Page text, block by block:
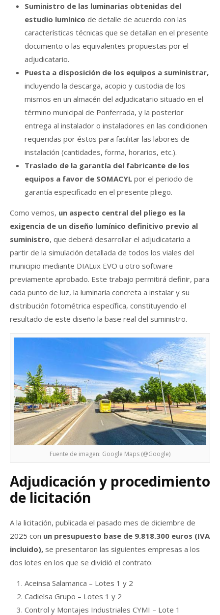
Suministro de las luminarias obtenidas del
estudio lumínico de detalle de acuerdo con las
características técnicas que se detallan en el presente
documento o las equivalentes propuestas por el
adjudicatario.
Puesta a disposición de los equipos a suministrar,
incluyendo la descarga, acopio y custodia de los
mismos en un almacén del adjudicatario situado en el
término municipal de Ponferrada, y la posterior
entrega al instalador o instaladores en las condicionen
requeridas por éstos para facilitar las labores de
instalación (cantidades, forma, horarios, etc.).
Traslado de la garantía del fabricante de los
equipos a favor de SOMACYL por el periodo de
garantía especificado en el presente pliego.
Como vemos, un aspecto central del pliego es la
exigencia de un diseño lumínico definitivo previo al
suministro, que deberá desarrollar el adjudicatario a
partir de la simulación detallada de todos los viales del
municipio mediante DIALux EVO u otro software
previamente aprobado. Este trabajo permitirá definir, para
cada punto de luz, la luminaria concreta a instalar y su
distribución fotométrica específica, constituyendo el
resultado de este diseño la base real del suministro.
Fuente de imagen: Google Maps (@Google)
Adjudicación y procedimiento
de licitación
A la licitación, publicada el pasado mes de diciembre de
2025 con un presupuesto base de 9.818.300 euros (IVA
incluido), se presentaron las siguientes empresas a los
dos lotes en los que se dividió el contrato:
Aceinsa Salamanca – Lotes 1 y 2
Cadielsa Grupo – Lotes 1 y 2
Control y Montajes Industriales CYMI – Lote 1